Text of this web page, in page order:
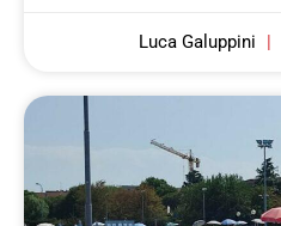
Luca Galuppini